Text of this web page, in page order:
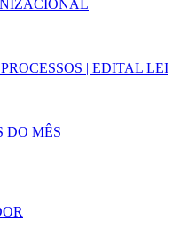
| EDITAL LEI
DO MÊS